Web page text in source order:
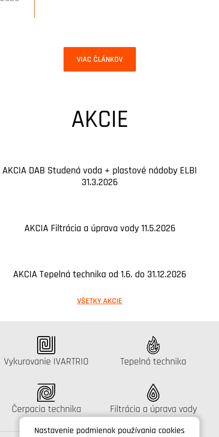
Nastavenie podmienok používania cookies
VIAC ČLÁNKOV
AKCIE
AKCIA DAB Studená voda + plastové nádoby ELBI
31.3.2026
AKCIA Filtrácia a úprava vody 11.5.2026
AKCIA Tepelná technika od 1.6. do 31.12.2026
VŠETKY AKCIE
Katalógus:
Vykurovanie IVARTRIO Katalógus:
Tepelná technika
Katalógus:
Čerpacia technika Katalógus:
Filtrácia a úprava vody